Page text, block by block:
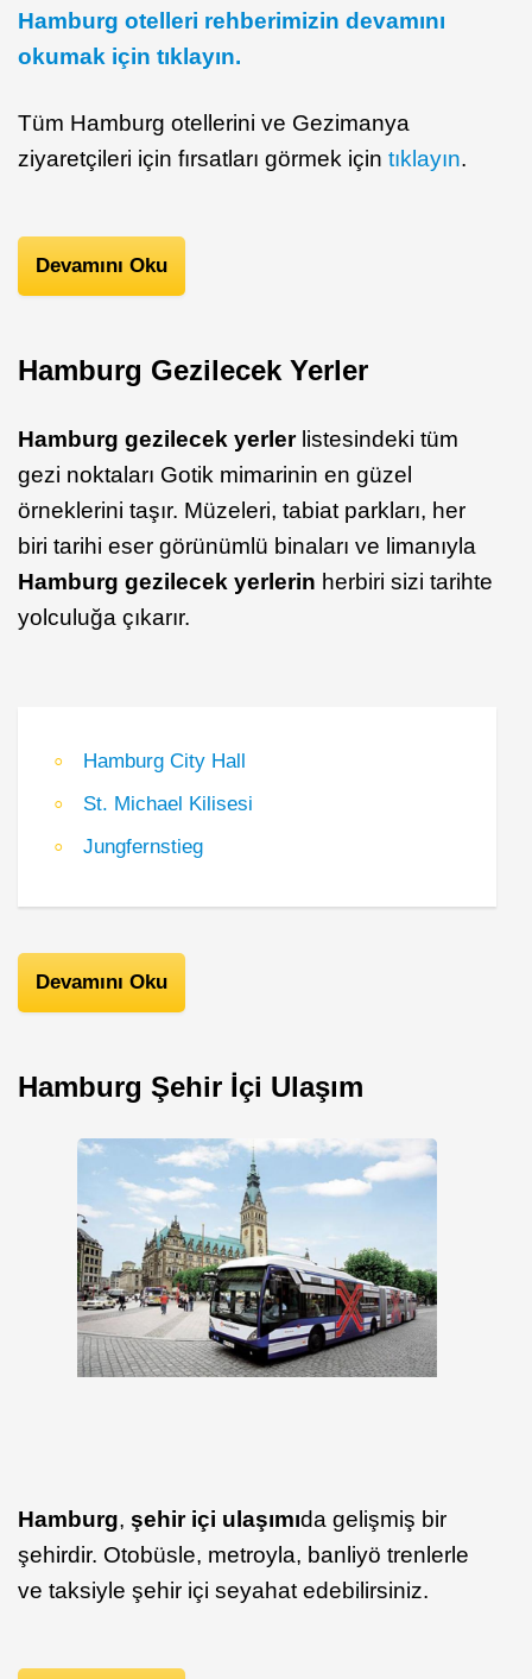
Hamburg otelleri rehberimizin devamını
okumak için tıklayın.
Tüm Hamburg otellerini ve Gezimanya
ziyaretçileri için fırsatları görmek için tıklayın.
Devamını Oku
Hamburg Gezilecek Yerler
Hamburg gezilecek yerlerlistesindeki tüm
gezi noktaları Gotik mimarinin en güzel
örneklerini taşır. Müzeleri, tabiat parkları, her
biri tarihi eser görünümlü binaları ve limanıyla
Hamburg gezilecek yerlerin herbiri sizi tarihte
yolculuğa çıkarır.
Hamburg City Hall
St. Michael Kilisesi
Jungfernstieg
Devamını Oku
Hamburg Şehir İçi Ulaşım
Hamburg, şehir içi ulaşımıda gelişmiş bir
şehirdir. Otobüsle, metroyla, banliyö trenlerle
ve taksiyle şehir içi seyahat edebilirsiniz.